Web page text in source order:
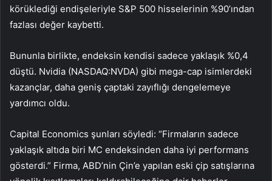
körüklediği endişeleriyle S&P 500 hisselerinin %90’ından
fazlası değer kaybetti.
Bununla birlikte, endeksin kendisi sadece yaklaşık %0,4
düştü. Nvidia (NASDAQ:NVDA) gibi mega-cap isimlerdeki
kazançlar, daha geniş çaptaki zayıflığı dengelemeye
yardımcı oldu.
Capital Economics şunları söyledi: “Firmaların sadece
yaklaşık altıda biri MC endeksinden daha iyi performans
gösterdi.” Firma, ABD’nin Çin’e yapılan eski çip satışlarına